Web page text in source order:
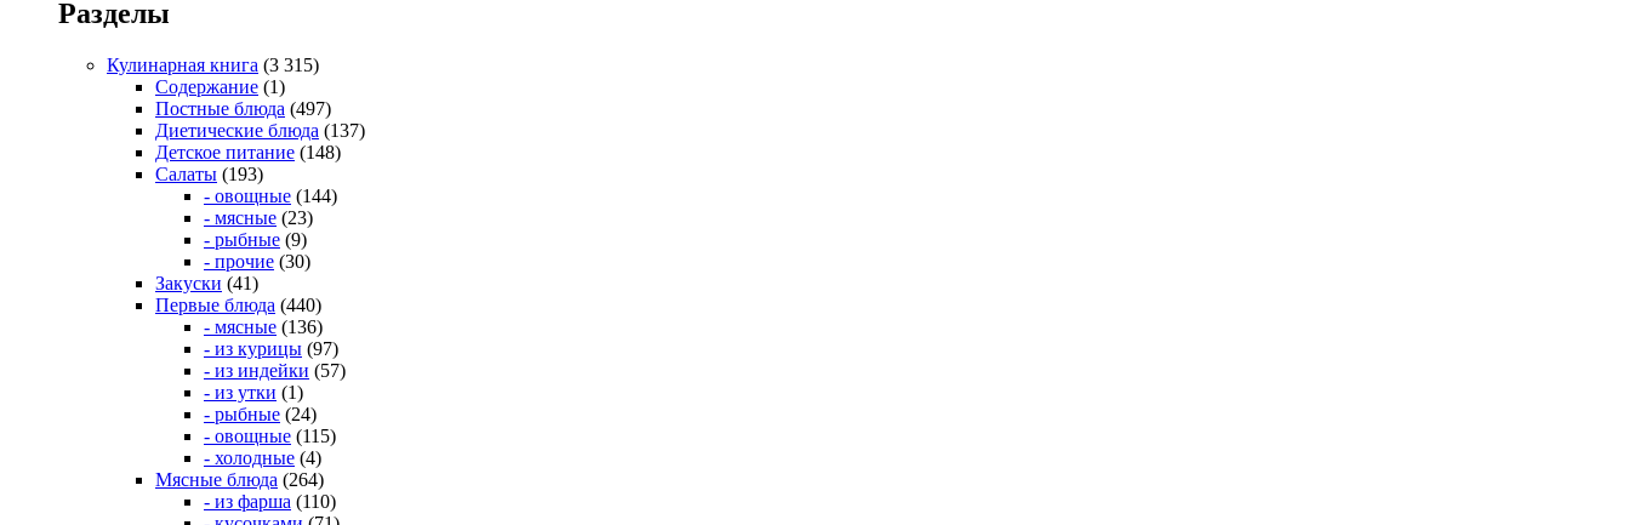
Разделы
Кулинарная книга (3 315)
Содержание (1)
Постные блюда (497)
Диетические блюда (137)
Детское питание (148)
Салаты (193)
- овощные (144)
- мясные (23)
- рыбные (9)
- прочие (30)
Закуски (41)
Первые блюда (440)
- мясные (136)
- из курицы (97)
- из индейки (57)
- из утки (1)
- рыбные (24)
- овощные (115)
- холодные (4)
Мясные блюда (264)
- из фарша (110)